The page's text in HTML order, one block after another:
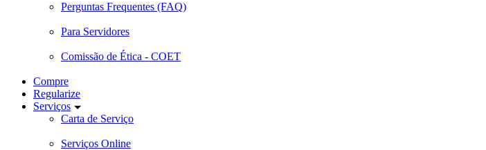
Perguntas Frequentes (FAQ)
Para Servidores
Comissão de Ética - COET
Compre
Regularize
Serviços
Carta de Serviço
Serviços Online